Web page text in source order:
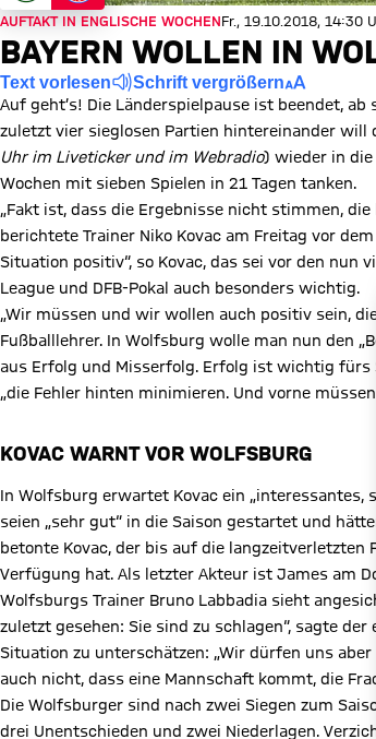
AUFTAKT IN ENGLISCHE WOCHENFr., 19.10.2018, 14:30
BAYERN WOLLEN IN
Text vorlesen Schrift vergrößern
Auf geht’s! Die Länderspielpause ist beendet,
zuletzt vier sieglosen Partien hintereinander will
Uhr im Liveticker und im Webradio) wieder in
Wochen mit sieben Spielen in 21 Tagen tanken.
„Fakt ist, dass die Ergebnisse nicht stimmen,
berichtete Trainer Niko Kovac am Freitag vor
Situation positiv“, so Kovac, das sei vor den
League und DFB-Pokal auch besonders wichtig.
„Wir müssen und wir wollen auch positiv sein,
Fußballlehrer. In Wolfsburg wolle man nun den
aus Erfolg und Misserfolg. Erfolg ist wichtig fürs
„die Fehler hinten minimieren. Und vorne
KOVAC WARNT VOR WOLFSBURG
In Wolfsburg erwartet Kovac ein „interessantes,
seien „sehr gut“ in die Saison gestartet und
betonte Kovac, der bis auf die langzeitverletzten
Verfügung hat. Als letzter Akteur ist James am
Wolfsburgs Trainer Bruno Labbadia sieht
zuletzt gesehen: Sie sind zu schlagen“, sagte
Situation zu unterschätzen: „Wir dürfen uns
auch nicht, dass eine Mannschaft kommt, die
Die Wolfsburger sind nach zwei Siegen zum
drei Unentschieden und zwei Niederlagen.